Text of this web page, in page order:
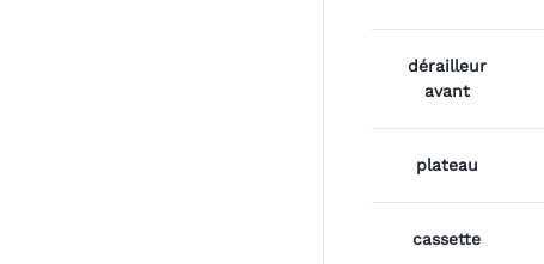
dérailleur
avant
plateau
cassette